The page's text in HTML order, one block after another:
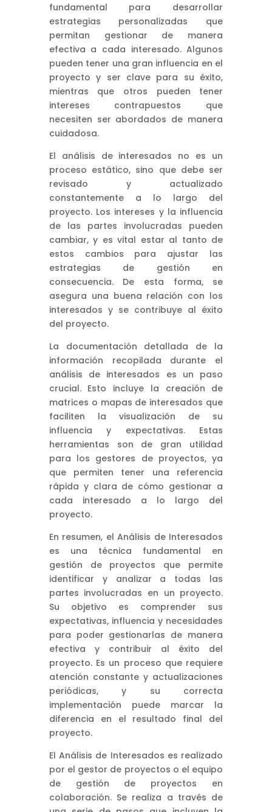
fundamental para desarrollar
estrategias personalizadas que
permitan gestionar de manera
efectiva a cada interesado. Algunos
pueden tener una gran influencia en el
proyecto y ser clave para su éxito,
mientras que otros pueden tener
intereses contrapuestos que
necesiten ser abordados de manera
cuidadosa.
El análisis de interesados no es un
proceso estático, sino que debe ser
revisado y actualizado
constantemente a lo largo del
proyecto. Los intereses y la influencia
de las partes involucradas pueden
cambiar, y es vital estar al tanto de
estos cambios para ajustar las
estrategias de gestión en
consecuencia. De esta forma, se
asegura una buena relación con los
interesados y se contribuye al éxito
del proyecto.
La documentación detallada de la
información recopilada durante el
análisis de interesados es un paso
crucial. Esto incluye la creación de
matrices o mapas de interesados que
faciliten la visualización de su
influencia y expectativas. Estas
herramientas son de gran utilidad
para los gestores de proyectos, ya
que permiten tener una referencia
rápida y clara de cómo gestionar a
cada interesado a lo largo del
proyecto.
En resumen, el Análisis de Interesados
es una técnica fundamental en
gestión de proyectos que permite
identificar y analizar a todas las
partes involucradas en un proyecto.
Su objetivo es comprender sus
expectativas, influencia y necesidades
para poder gestionarlas de manera
efectiva y contribuir al éxito del
proyecto. Es un proceso que requiere
atención constante y actualizaciones
periódicas, y su correcta
implementación puede marcar la
diferencia en el resultado final del
proyecto.
El Análisis de Interesados es realizado
por el gestor de proyectos o el equipo
de gestión de proyectos en
colaboración. Se realiza a través de